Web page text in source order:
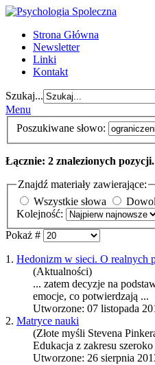
Strona Główna
Newsletter
Linki
Kontakt
Szukaj...
Menu
Poszukiwane słowo:
Łącznie: 2 znalezionych pozycji.
Znajdź materiały zawierające:
Wszystkie słowa
Kolejność:
Pokaż #
1. Hedonizm w sieci. O realnych
(Aktualności)
... zatem decyzje na
emocje, co potwierdzają ...
Utworzone: 07 listopada
2. Matryce nauki
(Złote myśli Stevena
Edukacja z zakresu
Utworzone: 26 sierpnia